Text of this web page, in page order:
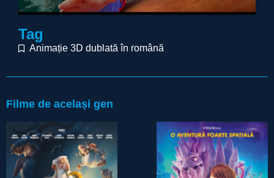
Tag
Animație 3D dublată în română
Filme de același gen